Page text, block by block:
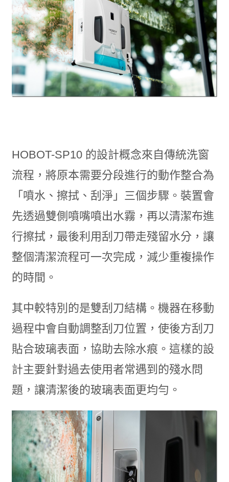
HOBOT-SP10 的設計概念來自傳統洗窗
流程，將原本需要分段進行的動作整合為
「噴水、擦拭、刮淨」三個步驟。裝置會
先透過雙側噴嘴噴出水霧，再以清潔布進
行擦拭，最後利用刮刀帶走殘留水分，讓
整個清潔流程可一次完成，減少重複操作
的時間。
其中較特別的是雙刮刀結構。機器在移動
過程中會自動調整刮刀位置，使後方刮刀
貼合玻璃表面，協助去除水痕。這樣的設
計主要針對過去使用者常遇到的殘水問
題，讓清潔後的玻璃表面更均勻。